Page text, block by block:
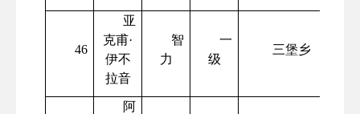
46
亚
克甫·
伊不
拉音
智
力
一
级
三堡乡
阿